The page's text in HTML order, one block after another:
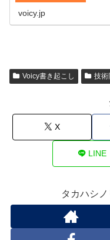
voicy.jp
Voicy書き起こし 技術
X
LINE
タカハシ